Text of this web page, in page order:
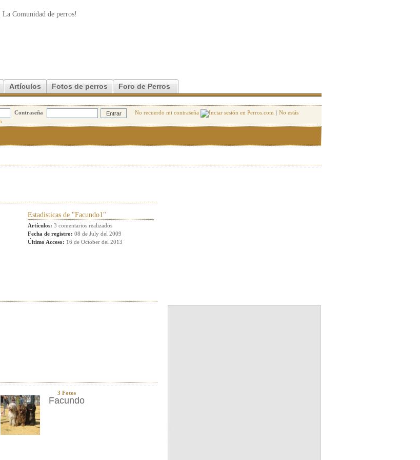
| La Comunidad de perros!
Artículos Fotos de perros Foro de Perros
Contraseña No recuerdo mi contraseña | No estás
Estadisticas de "Facundo1"
Artículos: 3 comentarios realizados
Fecha de registro: 08 de July del 2009
Último Acceso: 16 de October del 2013
3 Fotos
Facundo